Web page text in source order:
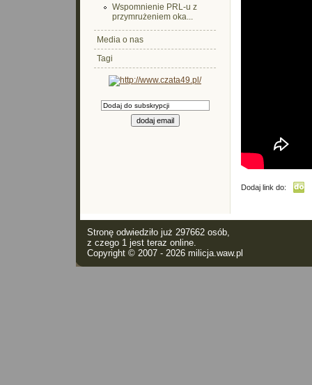
Wspomnienie PRL-u z
przymrużeniem oka...
Media o nas
Tagi
Dodaj link do:
Stronę odwiedziło już 297662 osób,
z czego 1 jest teraz online.
Copyright © 2007 - 2026 milicja.waw.pl